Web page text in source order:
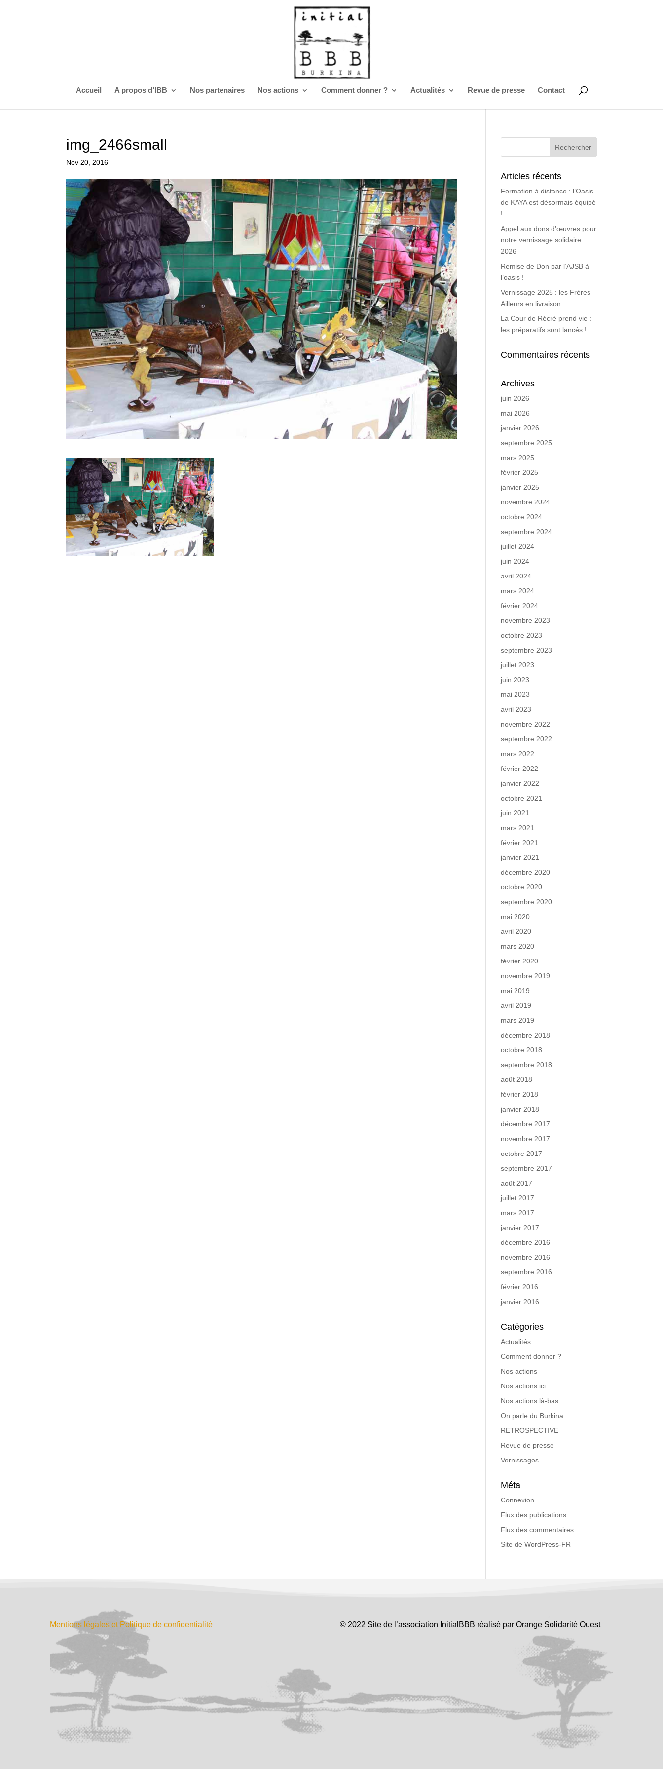
Accueil A propos d’IBB Nos partenaires Nos actions Comment donner ? Actualités Revue de presse Contact
img_2466small
Nov 20, 2016
Articles récents
Formation à distance : l’Oasis
de KAYA est désormais équipé
!
Appel aux dons d’œuvres pour
notre vernissage solidaire
2026
Remise de Don par l’AJSB à
l’oasis !
Vernissage 2025 : les Frères
Ailleurs en livraison
La Cour de Récré prend vie :
les préparatifs sont lancés !
Commentaires récents
Archives
juin 2026
mai 2026
janvier 2026
septembre 2025
mars 2025
février 2025
janvier 2025
novembre 2024
octobre 2024
septembre 2024
juillet 2024
juin 2024
avril 2024
mars 2024
février 2024
novembre 2023
octobre 2023
septembre 2023
juillet 2023
juin 2023
mai 2023
avril 2023
novembre 2022
septembre 2022
mars 2022
février 2022
janvier 2022
octobre 2021
juin 2021
mars 2021
février 2021
janvier 2021
décembre 2020
octobre 2020
septembre 2020
mai 2020
avril 2020
mars 2020
février 2020
novembre 2019
mai 2019
avril 2019
mars 2019
décembre 2018
octobre 2018
septembre 2018
août 2018
février 2018
janvier 2018
décembre 2017
novembre 2017
octobre 2017
septembre 2017
août 2017
juillet 2017
mars 2017
janvier 2017
décembre 2016
novembre 2016
septembre 2016
février 2016
janvier 2016
Catégories
Actualités
Comment donner ?
Nos actions
Nos actions ici
Nos actions là-bas
On parle du Burkina
RETROSPECTIVE
Revue de presse
Vernissages
Méta
Connexion
Flux des publications
Flux des commentaires
Site de WordPress-FR
Mentions légales et Politique de confidentialité © 2022 Site de l’association InitialBBB réalisé parOrange Solidarité Ouest